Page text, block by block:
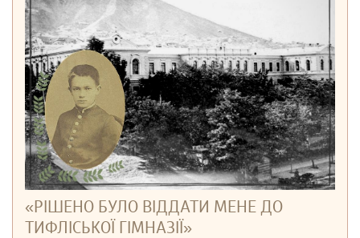
«РІШЕНО БУЛО ВІДДАТИ МЕНЕ ДО
ТИФЛІСЬКОЇ ГІМНАЗІЇ»